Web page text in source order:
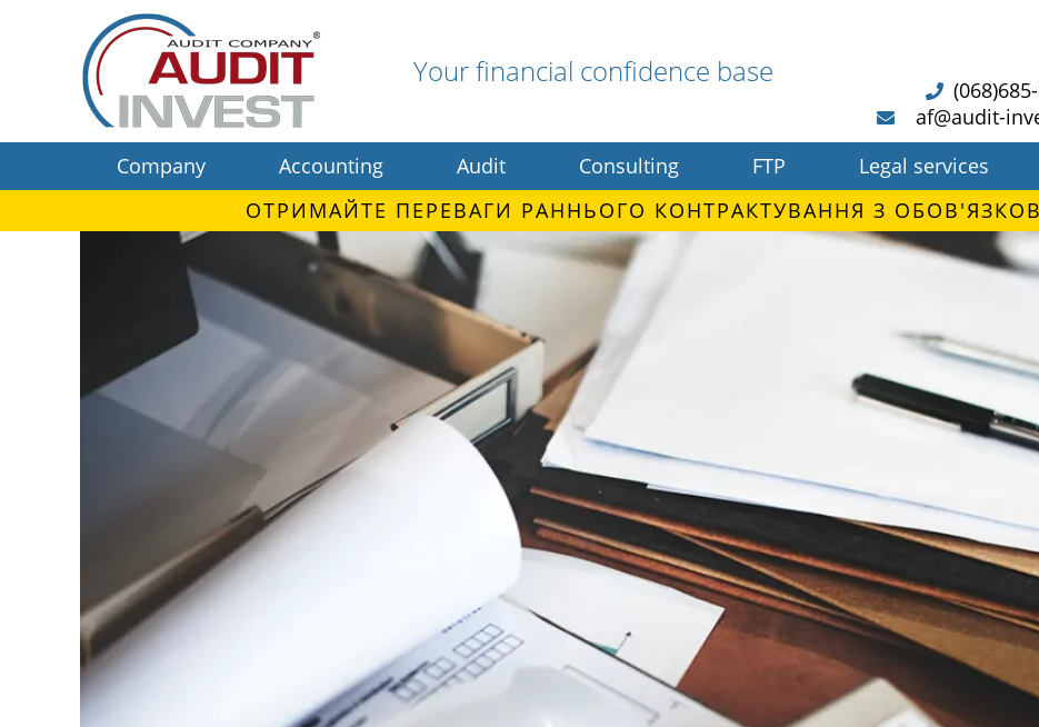
Your financial confidence base
af@audit-
Company
Accounting Audit Consulting FTP Legal services
ОТРИМАЙТЕ ПЕРЕВАГИ РАННЬОГО КОНТРАКТУВАННЯ З